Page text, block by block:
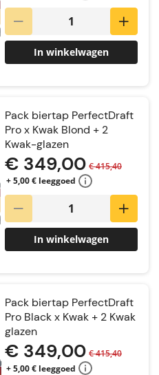
In winkelwagen
Pack biertap PerfectDraft
Pro x Kwak Blond + 2
Kwak-glazen
€ 349,00 € 415,40
+ 5,00 € leeggoed
In winkelwagen
Pack biertap PerfectDraft
Pro Black x Kwak + 2 Kwak
glazen
€ 349,00 € 415,40
+ 5,00 € leeggoed